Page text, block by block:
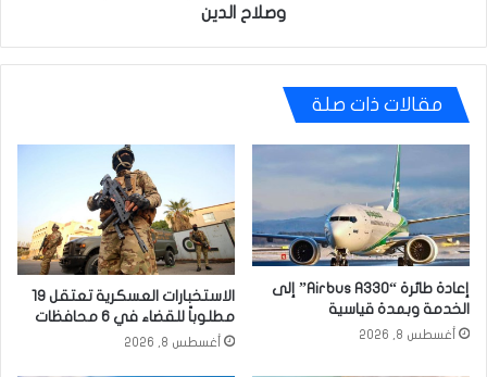
وصلاح الدين
مقالات ذات صلة
إعادة طائرة “Airbus A330” إلى
الخدمة وبمدة قياسية
أغسطس 8, 2026
الاستخبارات العسكرية تعتقل 19
مطلوباً للقضاء في 6 محافظات
أغسطس 8, 2026